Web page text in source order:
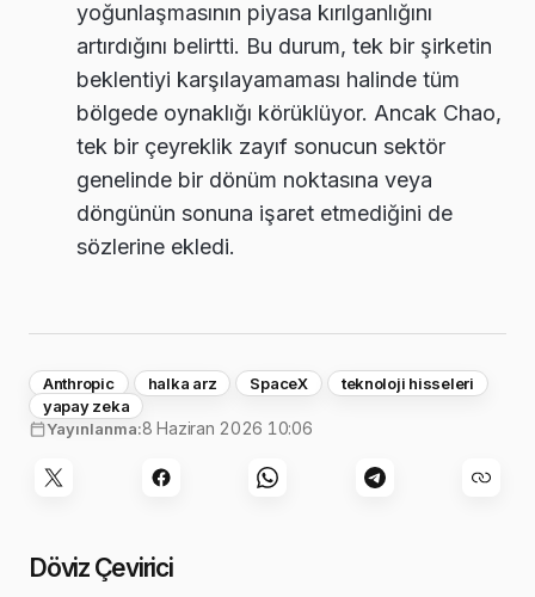
yoğunlaşmasının piyasa kırılganlığını
artırdığını belirtti. Bu durum, tek bir şirketin
beklentiyi karşılayamaması halinde tüm
bölgede oynaklığı körüklüyor. Ancak Chao,
tek bir çeyreklik zayıf sonucun sektör
genelinde bir dönüm noktasına veya
döngünün sonuna işaret etmediğini de
sözlerine ekledi.
Anthropic halka arz SpaceX
teknoloji hisseleri
yapay zeka
Yayınlanma:8 Haziran 2026 10:06
Döviz Çevirici